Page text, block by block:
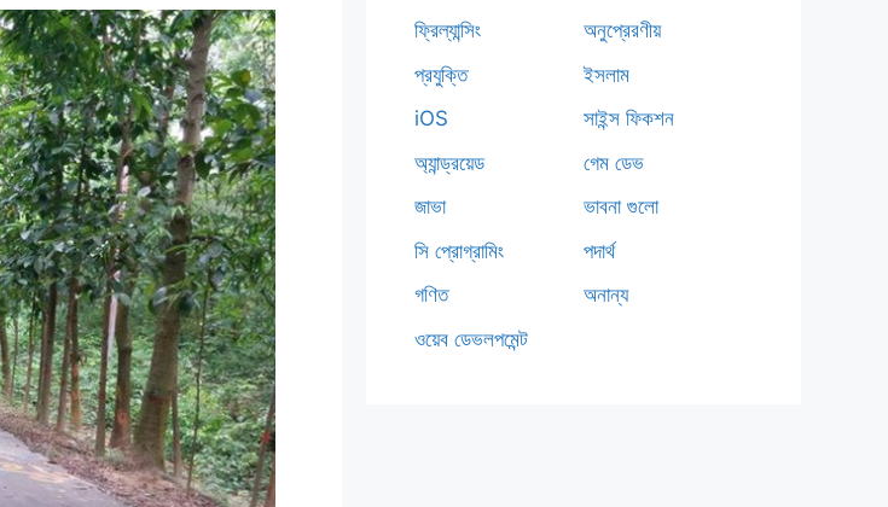
ফ্রিল্যান্সিং
প্রযুক্তি
iOS
অ্যান্ড্রয়েড
জাভা
সি প্রোগ্রামিং
গণিত
ওয়েব ডেভলপমেন্ট
অনুপ্রেরণীয়
ইসলাম
সাইন্স ফিকশন
গেম ডেভ
ভাবনা গুলো
পদার্থ
অনান্য